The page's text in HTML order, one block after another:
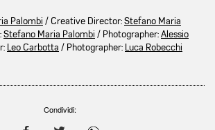
Palombi / Creative Director:Stefano Maria
Stefano Maria Palombi / Photographer:Alessio
Leo Carbotta / Photographer: Luca Robecchi
Condividi: